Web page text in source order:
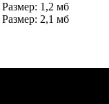
Размер: 1,2 мб
Размер: 2,1 мб